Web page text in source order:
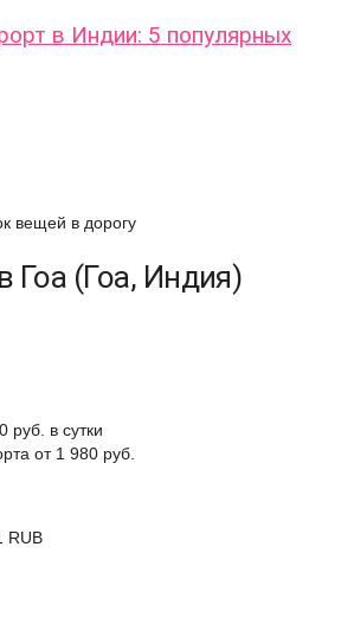
в Индии: 5 популярных
вещей в дорогу
Гоа (Гоа, Индия)
руб. в сутки
от 1 980 руб.
RUB